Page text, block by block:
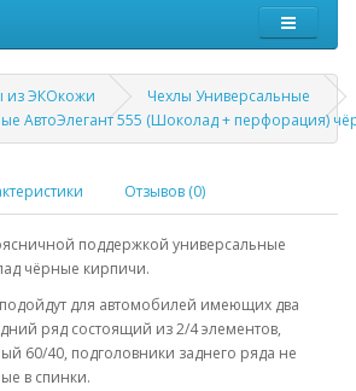
из ЭКОкожи
Чехлы Универсальные
АвтоЭлегант 555 (Шоколад + перфорация)
Отзывов (0)
поддержкой универсальные
чёрные кирпичи.
для автомобилей имеющих два
ряд состоящий из 2/4 элементов,
60/40, подголовники заднего ряда не
в спинки.